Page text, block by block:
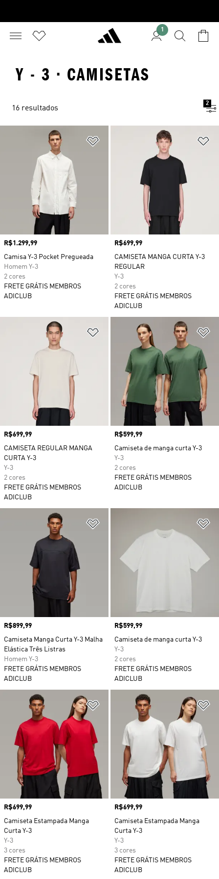
1
Y - 3 · CAMISETAS
16 resultados
2
Adicionar à Lista de Desejos
Preço
R$1.299,99
Camisa Y-3 Pocket Pregueada
Homem Y-3
2 cores
FRETE GRÁTIS MEMBROS
ADICLUB
Preço
R$699,99
CAMISETA MANGA CURTA Y-3
REGULAR
Y-3
2 cores
FRETE GRÁTIS MEMBROS
ADICLUB
Adicionar à Lista de Desejos
Preço
R$699,99
CAMISETA REGULAR MANGA
CURTA Y-3
Y-3
2 cores
FRETE GRÁTIS MEMBROS
ADICLUB
Preço
R$599,99
Camiseta de manga curta Y-3
Y-3
2 cores
FRETE GRÁTIS MEMBROS
ADICLUB
Adicionar à Lista de Desejos
Preço
R$899,99
Camiseta Manga Curta Y-3 Malha
Elástica Três Listras
Homem Y-3
FRETE GRÁTIS MEMBROS
ADICLUB
Preço
R$599,99
Camiseta de manga curta Y-3
Y-3
2 cores
FRETE GRÁTIS MEMBROS
ADICLUB
Adicionar à Lista de Desejos
Preço
R$699,99
Camiseta Estampada Manga
Curta Y-3
Y-3
3 cores
FRETE GRÁTIS MEMBROS
ADICLUB
Preço
R$699,99
Camiseta Estampada Manga
Curta Y-3
Y-3
3 cores
FRETE GRÁTIS MEMBROS
ADICLUB